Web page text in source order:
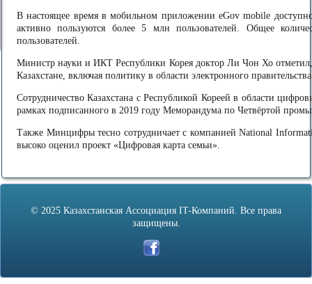
В настоящее время в мобильном приложении eGov mobile
активно пользуются более 5 млн пользователей. Общее
пользователей.
Министр науки и ИКТ Республики Корея доктор Ли Чон Хо
Казахстане, включая политику в области электронного
Сотрудничество Казахстана с Республикой Кореей в области
рамках подписанного в 2019 году Меморандума по Четвёртой
Также Минцифры тесно сотрудничает с компанией National
высоко оценил проект «Цифровая карта семьи».
© 2025 Казахстанская Ассоциация IT-Компаний. Все права
защищены.